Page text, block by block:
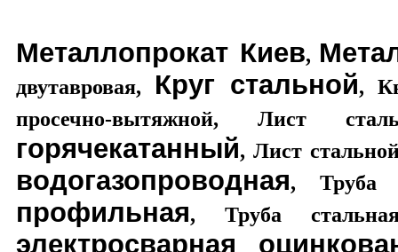
Металлопрокат Киев,
двутавровая, Круг стальной,
просечно-вытяжной, Лист
горячекатанный, Лист
водогазопроводная, Труба
профильная, Труба
электросварная